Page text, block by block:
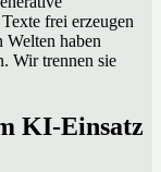
frei erzeugen
Welten haben
Wir trennen sie
KI-Einsatz